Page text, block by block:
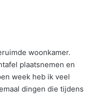
woonkamer.
plaatsnemen en
week heb ik veel
dingen die tijdens